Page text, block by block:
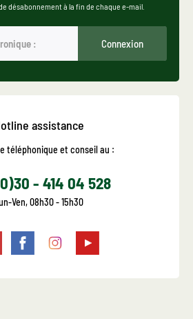
désabonnement à la fin de chaque e-mail.
Connexion
assistance
téléphonique et conseil au :
- 414 04 528
Ven, 08h30 - 15h30